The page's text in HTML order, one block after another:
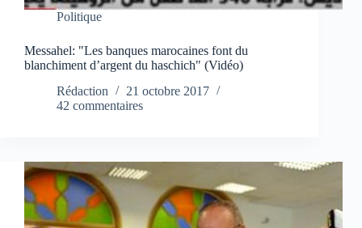
Politique
Messahel: "Les banques marocaines font du
blanchiment d’argent du haschich" (Vidéo)
Rédaction
21 octobre 2017
42 commentaires